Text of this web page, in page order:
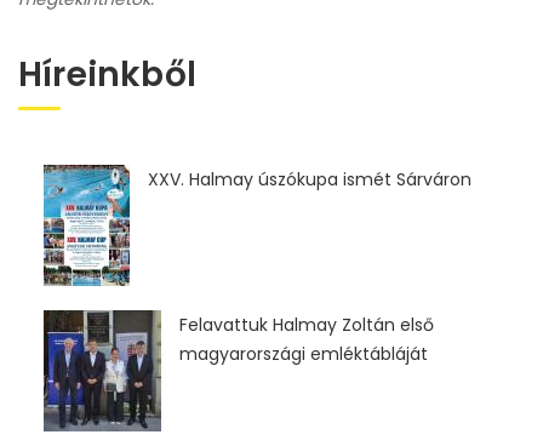
Híreinkből
XXV. Halmay úszókupa ismét Sárváron
Felavattuk Halmay Zoltán első
magyarországi emléktábláját